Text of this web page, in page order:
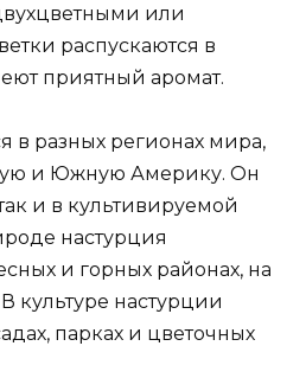
или
распускаются в
приятный аромат.
в разных регионах мира,
и Южную Америку. Он
и в культивируемой
настурция
и горных районах, на
культуре настурции
парках и цветочных